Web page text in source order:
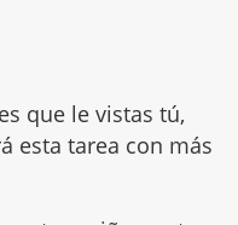
que le vistas tú,
esta tarea con más